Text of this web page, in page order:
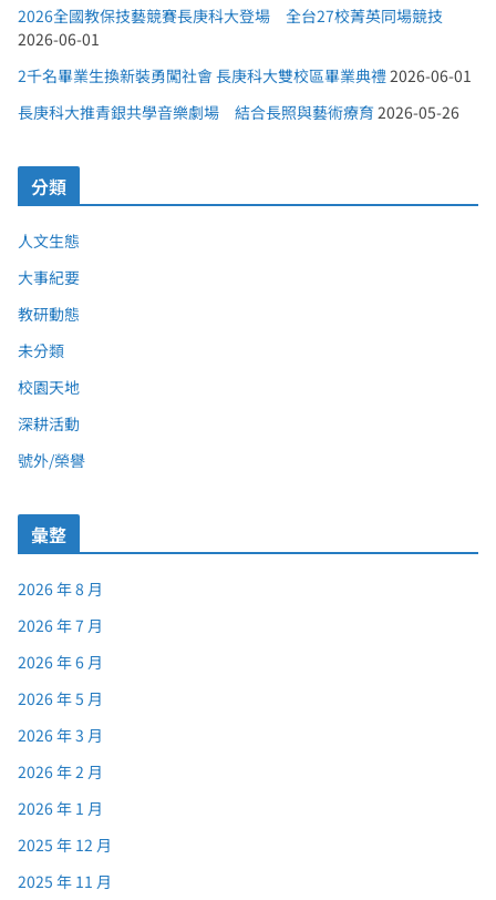
2026全國教保技藝競賽長庚科大登場 全台27校菁英同場競技
2026-06-01
2千名畢業生換新裝勇闖社會 長庚科大雙校區畢業典禮2026-06-01
長庚科大推青銀共學音樂劇場 結合長照與藝術療育 2026-05-26
分類
人文生態
大事紀要
教研動態
未分類
校園天地
深耕活動
號外/榮譽
彙整
2026 年 8 月
2026 年 7 月
2026 年 6 月
2026 年 5 月
2026 年 3 月
2026 年 2 月
2026 年 1 月
2025 年 12 月
2025 年 11 月